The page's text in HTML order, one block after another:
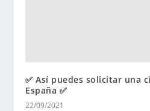
✅ Así puedes solicitar una
España ✅
22/09/2021